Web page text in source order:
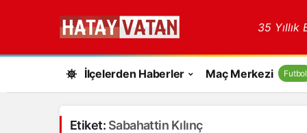
35 Yıllık
İlçelerden Haberler Maç Merkezi Futbol
Etiket: Sabahattin Kılınç